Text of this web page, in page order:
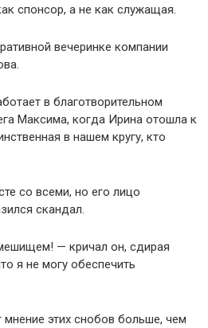
спонсор, а не как служащая.
вечеринке компании
в благотворительном
Максима, когда Ирина отошла к
в нашем кругу, кто
со всеми, но его лицо
скандал.
— кричал он, сдирая
я не могу обеспечить
этих снобов больше, чем